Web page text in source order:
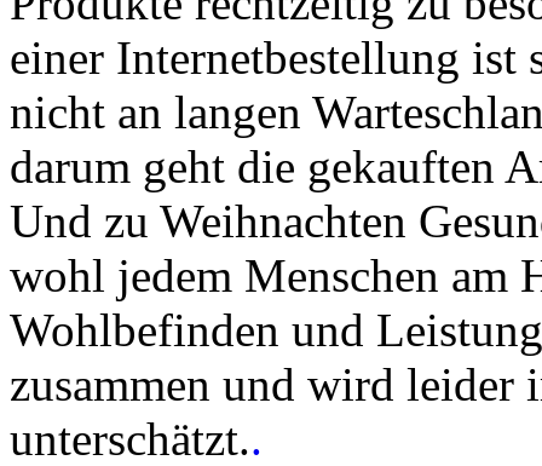
einer Internetbestellung ist
nicht an langen
darum geht die gekauften
Und zu Weihnachten
wohl jedem Menschen am
Wohlbefinden und
zusammen und wird leider
unterschätzt..